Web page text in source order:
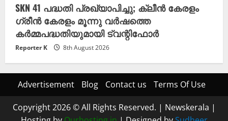
SKN 41 പദ്ധതി പ്രഖ്യാപിച്ചു; ക്ലീൻ കേരളം
ഗ്രീൻ കേരളം മൂന്നു വർഷത്തെ
കർമ്മപദ്ധതിയുമായി ട്വന്റിഫോർ
Reporter K 8th August 2026
Advertisement Blog Contact us Terms Of Use
Copyright 2026 © All Rights Reserved. | Newskerala |